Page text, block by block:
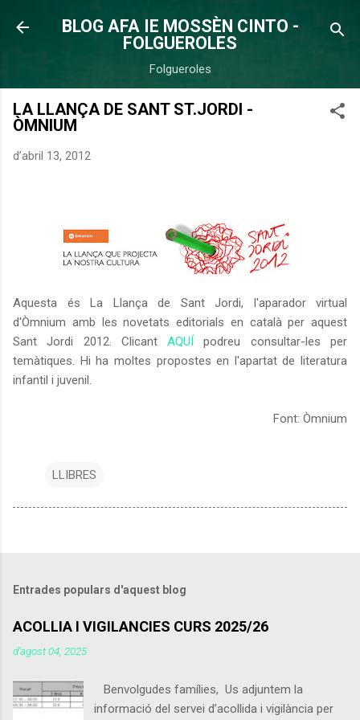
Salta al contingut principal
BLOG AFA IE MOSSÈN CINTO -
FOLGUEROLES
Folgueroles
LA LLANÇA DE SANT ST.JORDI -
ÒMNIUM
d’abril 13, 2012
Aquesta és La Llança de Sant Jordi, l'aparador virtual
d'Òmnium amb les novetats editorials en català per aquest
Sant Jordi 2012. ClicantAQUÍ podreu consultar-les per
temàtiques. Hi ha moltes propostes en l'apartat de literatura
infantil i juvenil.
Font: Òmnium
LLIBRES
Entrades populars d'aquest blog
ACOLLIA I VIGILANCIES CURS 2025/26
d’agost 04, 2025
Benvolgudes famílies, Us adjuntem la
informació del servei d’acollida i vigilància per